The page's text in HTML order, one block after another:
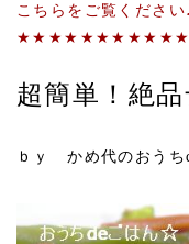
こちらをご覧くだ
超簡単！絶
ｂｙ かめ代のおう